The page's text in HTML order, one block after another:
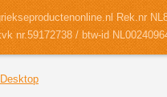
Rek.nr
nr.59172738 / btw-id
Desktop